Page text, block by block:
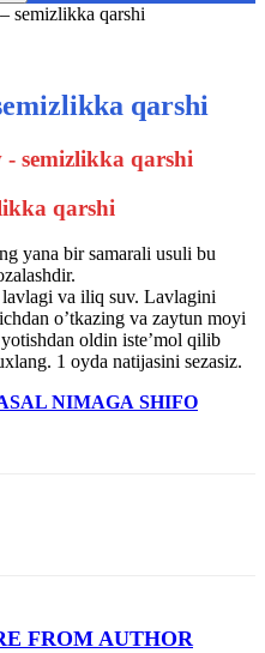
semizlikka qarshi
qarshi
qarshi
yana bir samarali usuli bu
va iliq suv. Lavlagini
oʼtkazing va zaytun moyi
oldin isteʼmol qilib
1 oyda natijasini sezasiz.
NIMАGА SHIFO
FROM AUTHOR